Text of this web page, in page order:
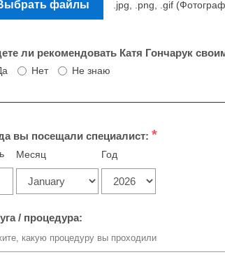
файлы .jpg, .png, .gif
ли рекомендовать Катя Гончарук
Нет Не знаю
вы посещали специалист: *
Месяц Год
/ процедура:
какую процедуру вы проходили